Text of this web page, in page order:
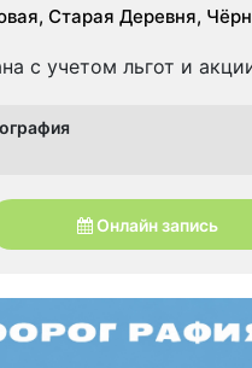
Старая Деревня,
с учетом льгот и
Онлайн запись